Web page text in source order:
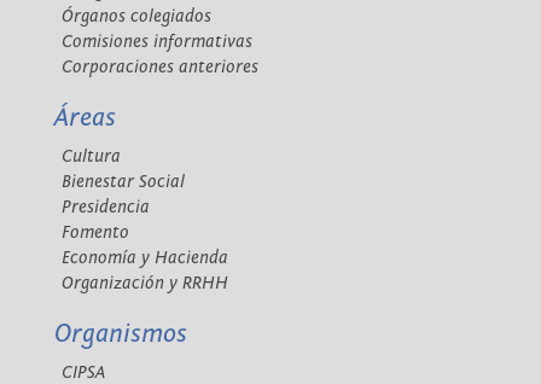
Órganos colegiados
Comisiones informativas
Corporaciones anteriores
Áreas
Cultura
Bienestar Social
Presidencia
Fomento
Economía y Hacienda
Organización y RRHH
Organismos
CIPSA